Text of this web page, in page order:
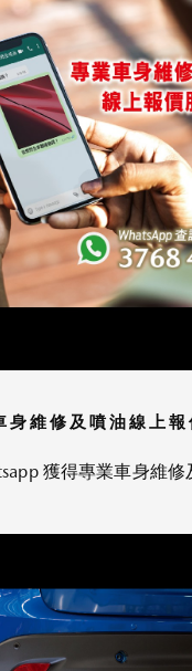
身維修及噴油線上報
獲得專業車身維修